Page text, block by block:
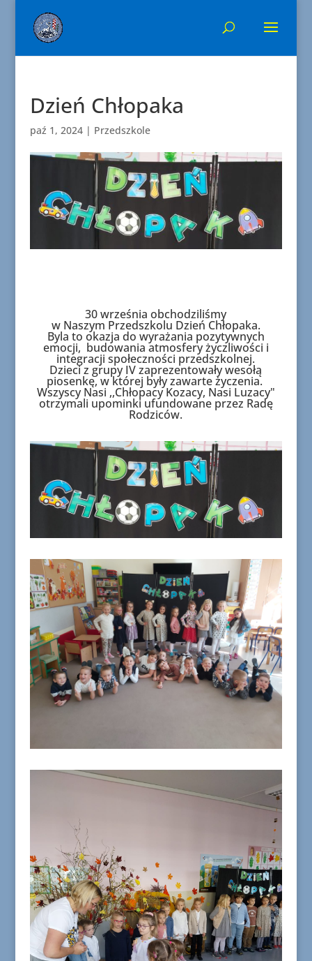
Dzień Chłopaka
paź 1, 2024| Przedszkole
30 września obchodziliśmy
w Naszym Przedszkolu Dzień Chłopaka.
Byla to okazja do wyrażania pozytywnych
emocji, budowania atmosfery życzliwości i
integracji społeczności przedszkolnej.
Dzieci z grupy IV zaprezentowały wesołą
piosenkę, w której były zawarte życzenia.
Wszyscy Nasi ,,Chłopacy Kozacy, Nasi Luzacy"
otrzymali upominki ufundowane przez Radę
Rodziców.